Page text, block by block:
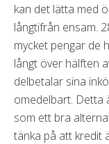
kan det lätta med
långtifrån ensam.
mycket pengar de
långt över hälften
delbetalar sina
omedelbart. Detta
som ett bra
tänka på att kredit